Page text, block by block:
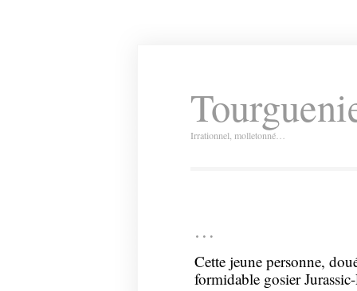
Irrationnel, molletonné…
…
Cette jeune personne,
formidable gosier